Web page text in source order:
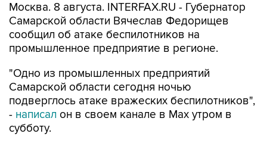
Москва. 8 августа. INTERFAX.RU - Губернатор
Самарской области Вячеслав Федорищев
сообщил об атаке беспилотников на
промышленное предприятие в регионе.
"Одно из промышленных предприятий
Самарской области сегодня ночью
подверглось атаке вражеских беспилотников",
- написал он в своем канале в Max утром в
субботу.